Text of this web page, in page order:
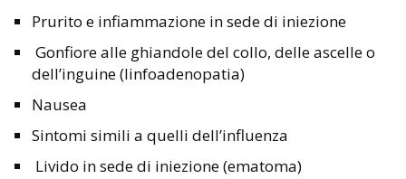
Prurito e infiammazione in sede di iniezione
Gonfiore alle ghiandole del collo, delle ascelle o
dell’inguine (linfoadenopatia)
Nausea
Sintomi simili a quelli dell’influenza
Livido in sede di iniezione (ematoma)